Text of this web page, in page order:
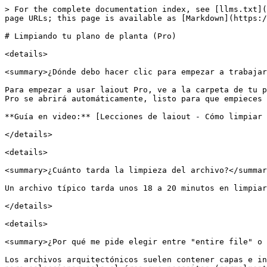
> For the complete documentation index, see [llms.txt](https://help.laiout.co/llms.txt). Markdown versions of documentation pages are available by appending `.md` to page URLs; this page is available as [Markdown](https://help.laiout.co/spanish/modos-de-carga/cleaning-your-floor-plan-pro.md).

# Limpiando tu plano de planta (Pro)

<details>

<summary>¿Dónde debo hacer clic para empezar a trabajar en laiout PRO?</summary>

Para empezar a usar laiout Pro, ve a la carpeta de tu proyecto y haz clic en Upload. Selecciona laiout Pro como tu modo de carga. El archivo se cargará y el editor Pro se abrirá automáticamente, listo para que empieces a preparar tu plano de planta.

**Guía en video:** [Lecciones de laiout - Cómo limpiar un archivo DWG complejo con laiout Pro](https://youtu.be/ZnqTNGi5yJY)

</details>

<details>

<summary>¿Cuánto tarda la limpieza del archivo?</summary>

Un archivo típico tarda unos 18 a 20 minutos en limpiarse. Con práctica, esto puede bajar a unos 5 minutos.

</details>

<details>

<summary>¿Por qué me pide elegir entre "entire file" o "crop"?</summary>

Los archivos arquitectónicos suelen contener capas e información que no necesitas para el diseño del espacio de trabajo. En laiout Pro, puedes hacer clic y arrastrar para seleccionar solo el área que necesitas (normalmente el propio plano de planta) y elegir crop. Esto excluye cajetines, notas y otros elementos superfluos de tu archivo de trabajo.

**Guía en video:** [Lecciones de laiout - Cómo limpiar un archivo DWG complejo con laiout Pro](https://youtu.be/ZnqTNGi5yJY)

</details>

<details>

<summary>¿Por qué me pide escalar el archivo?</summary>

Los archivos arquitectónicos pueden guardarse en diferentes unidades. El paso de selección de unidades te permite comprobar que el edificio se muestra a la escala correcta. Las líneas de cota que se muestran en la vista de planta representan las dimensiones efectivas que se usarán en el proceso de diseño.

**Guía en video:** [Lecciones de laiout - Cómo limpiar un archivo DWG complejo con laiout Pro](https://youtu.be/ZnqTNGi5yJY)

</details>

<details>

<summary>¿Cómo confirmo que las unidades de mi archivo subido son correctas?</summary>

Activa la superposición de cuadrícula para comprobarlo. Cada cuadrado representa 1x1 metro. Como comprobación rápida, compáralo con una puerta en tu plano: una puerta de oficina estándar mide aproximadamente 920 mm de ancho.

</details>

<details>

<summary>Veo un triángulo de advertencia cuando subo mi archivo. ¿Hay algo mal?</summary>

No, eso es lo esperado y puedes ignorarlo sin problema. La advertencia solo significa que los nombres de las capas de tu archivo no coinciden exactamente con la lista estándar de laiout. Haz clic en "Go Pro" para continuar con el flujo de limpieza con normalidad.

</details>

<details>

<summary>¿Necesito quitar los muebles de mi archivo en CAD antes de subirlo?</summary>

No. Puedes eliminar los muebles capa por capa directamente dentro de laiout, con un clic por capa. Esto es más rápido que quitarlos antes en CAD, así que sube el archivo tal cual y limpia los muebles dentro de laiout.

</details>

<details>

<summary>¿Qué son los elementos del panel izquierdo?</summary>

El panel